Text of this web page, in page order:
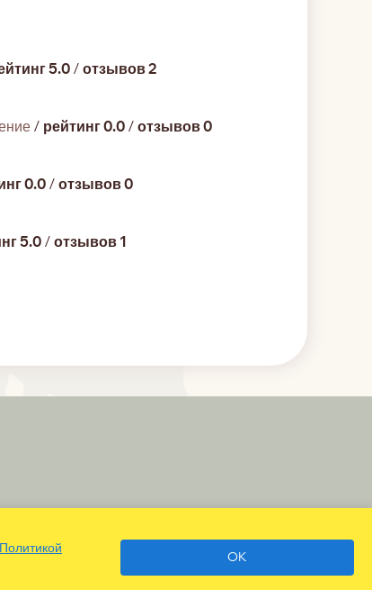
5.0 / отзывов 2
/ рейтинг 0.0 / отзывов 0
0.0 / отзывов 0
5.0 / отзывов 1
Политикой
OK